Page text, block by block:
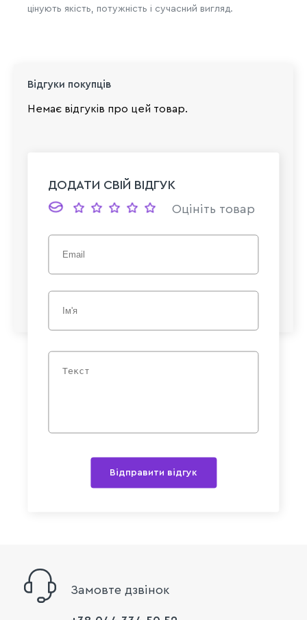
цінують якість, потужність і сучасний вигляд.
Відгуки покупців
Немає відгуків про цей товар.
ДОДАТИ СВІЙ ВІДГУК
Оцініть товар
Відправити відгук
Замовте дзвінок